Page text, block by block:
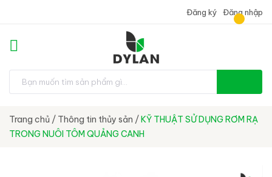
Đăng ký Đăng nhập
Trang chủ / Thông tin thủy sản /KỸ THUẬT SỬ DỤNG RƠM RẠ
TRONG NUÔI TÔM QUẢNG CANH